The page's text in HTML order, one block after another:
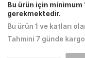
Bu ürün için
gerekmektedir.
Bu ürün 1 ve katları
Tahmini 7 günde